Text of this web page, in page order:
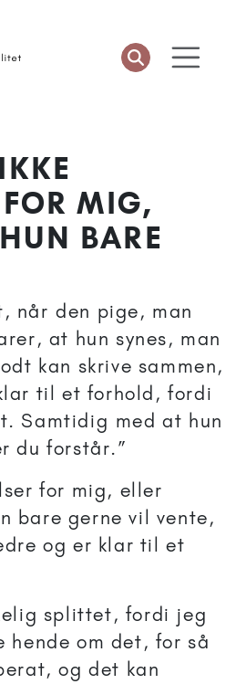
MIG,
BARE
når den pige, man
at hun synes, man
kan skrive sammen,
til et forhold, fordi
Samtidig med at hun
du forstår.”
for mig, eller
bare gerne vil vente,
og er klar til et
splittet, fordi jeg
hende om det, for så
og det kan